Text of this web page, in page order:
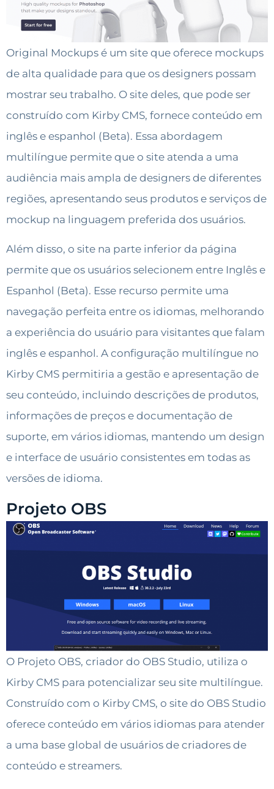
Original Mockups é um site que oferece mockups
de alta qualidade para que os designers possam
mostrar seu trabalho. O site deles, que pode ser
construído com Kirby CMS, fornece conteúdo em
inglês e espanhol (Beta). Essa abordagem
multilíngue permite que o site atenda a uma
audiência mais ampla de designers de diferentes
regiões, apresentando seus produtos e serviços de
mockup na linguagem preferida dos usuários.
Além disso, o site na parte inferior da página
permite que os usuários selecionem entre Inglês e
Espanhol (Beta). Esse recurso permite uma
navegação perfeita entre os idiomas, melhorando
a experiência do usuário para visitantes que falam
inglês e espanhol. A configuração multilíngue no
Kirby CMS permitiria a gestão e apresentação de
seu conteúdo, incluindo descrições de produtos,
informações de preços e documentação de
suporte, em vários idiomas, mantendo um design
e interface de usuário consistentes em todas as
versões de idioma.
Projeto OBS
O Projeto OBS, criador do OBS Studio, utiliza o
Kirby CMS para potencializar seu site multilíngue.
Construído com o Kirby CMS, o site do OBS Studio
oferece conteúdo em vários idiomas para atender
a uma base global de usuários de criadores de
conteúdo e streamers.